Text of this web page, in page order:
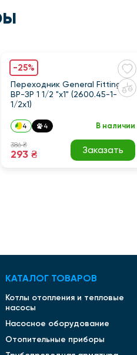
-25%
Переходник General Fittings
ВР-ЗР 1 1/2 "x1" (2600.45-1-
1/2x1)
4 4 В наличии
386 ₴
293 ₴ Заказать
КАТАЛОГ ТОВАРОВ
Котлы отопления и тепловые
насосы
Насосное оборудование
Отопительные приборы